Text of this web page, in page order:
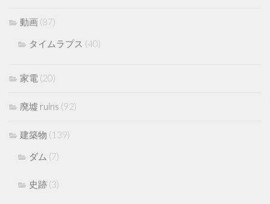
動画 (87)
タイムラプス (40)
家電 (20)
廃墟 ruins (92)
建築物 (139)
ダム (7)
史跡 (3)